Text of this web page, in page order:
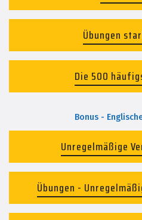
Übungen
Die 500
Bonus -
Unregelmäßige
Übungen -